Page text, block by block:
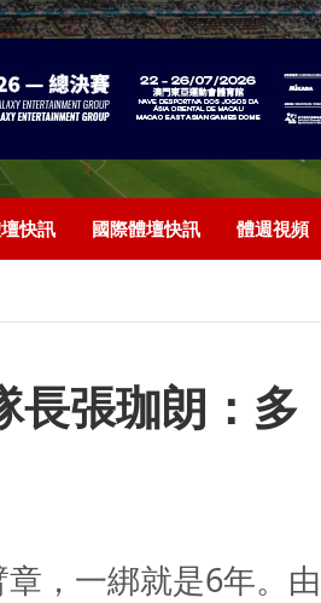
快訊 國際體壇快訊 體週視頻
長張珈朗：多
，一綁就是6年。由